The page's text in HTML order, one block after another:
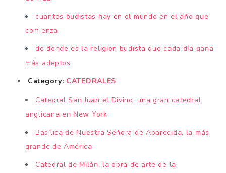
cuantos budistas hay en el mundo en el año que
comienza
de donde es la religion budista que cada día gana
más adeptos
Category: CATEDRALES
Catedral San Juan el Divino: una gran catedral
anglicana en New York
Basílica de Nuestra Señora de Aparecida, la más
grande de América
Catedral de Milán, la obra de arte de la